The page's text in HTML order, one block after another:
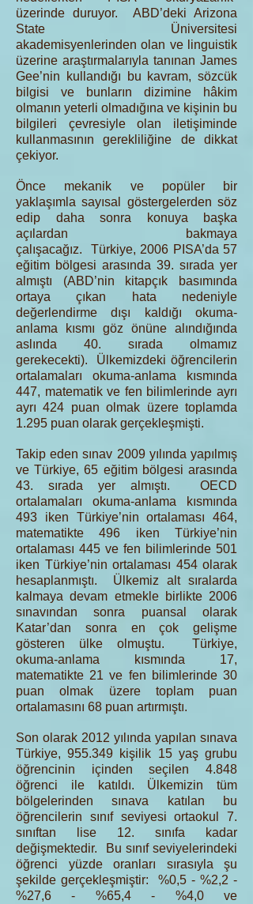
üzerinde duruyor. ABD’deki Arizona
State Üniversitesi
akademisyenlerinden olan ve linguistik
üzerine araştırmalarıyla tanınan James
Gee’nin kullandığı bu kavram, sözcük
bilgisi ve bunların dizimine hâkim
olmanın yeterli olmadığına ve kişinin bu
bilgileri çevresiyle olan iletişiminde
kullanmasının gerekliliğine de dikkat
çekiyor.
Önce mekanik ve popüler bir
yaklaşımla sayısal göstergelerden söz
edip daha sonra konuya başka
açılardan bakmaya
çalışacağız. Türkiye, 2006 PISA’da 57
eğitim bölgesi arasında 39. sırada yer
almıştı (ABD’nin kitapçık basımında
ortaya çıkan hata nedeniyle
değerlendirme dışı kaldığı okuma-
anlama kısmı göz önüne alındığında
aslında 40. sırada olmamız
gerekecekti). Ülkemizdeki öğrencilerin
ortalamaları okuma-anlama kısmında
447, matematik ve fen bilimlerinde ayrı
ayrı 424 puan olmak üzere toplamda
1.295 puan olarak gerçekleşmişti.
Takip eden sınav 2009 yılında yapılmış
ve Türkiye, 65 eğitim bölgesi arasında
43. sırada yer almıştı. OECD
ortalamaları okuma-anlama kısmında
493 iken Türkiye’nin ortalaması 464,
matematikte 496 iken Türkiye’nin
ortalaması 445 ve fen bilimlerinde 501
iken Türkiye’nin ortalaması 454 olarak
hesaplanmıştı. Ülkemiz alt sıralarda
kalmaya devam etmekle birlikte 2006
sınavından sonra puansal olarak
Katar’dan sonra en çok gelişme
gösteren ülke olmuştu. Türkiye,
okuma-anlama kısmında 17,
matematikte 21 ve fen bilimlerinde 30
puan olmak üzere toplam puan
ortalamasını 68 puan artırmıştı.
Son olarak 2012 yılında yapılan sınava
Türkiye, 955.349 kişilik 15 yaş grubu
öğrencinin içinden seçilen 4.848
öğrenci ile katıldı. Ülkemizin tüm
bölgelerinden sınava katılan bu
öğrencilerin sınıf seviyesi ortaokul 7.
sınıftan lise 12. sınıfa kadar
değişmektedir. Bu sınıf seviyelerindeki
öğrenci yüzde oranları sırasıyla şu
şekilde gerçekleşmiştir: %0,5 - %2,2 -
%27,6 - %65,4 - %4,0 ve